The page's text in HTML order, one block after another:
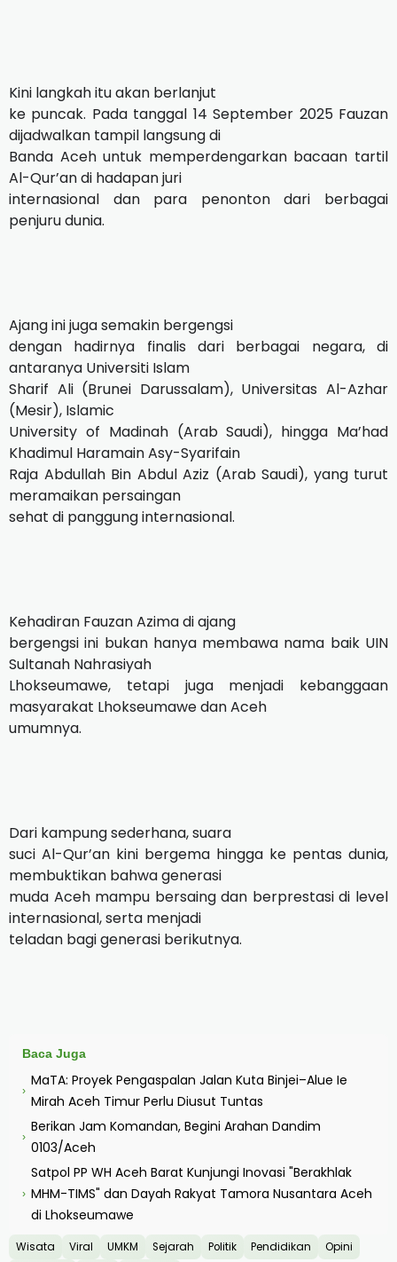
Kini langkah itu akan berlanjut
ke puncak. Pada tanggal 14 September 2025 Fauzan
dijadwalkan tampil langsung di
Banda Aceh untuk memperdengarkan bacaan tartil
Al-Qur’an di hadapan juri
internasional dan para penonton dari berbagai
penjuru dunia.
Ajang ini juga semakin bergengsi
dengan hadirnya finalis dari berbagai negara, di
antaranya Universiti Islam
Sharif Ali (Brunei Darussalam), Universitas Al-Azhar
(Mesir), Islamic
University of Madinah (Arab Saudi), hingga Ma’had
Khadimul Haramain Asy-Syarifain
Raja Abdullah Bin Abdul Aziz (Arab Saudi), yang turut
meramaikan persaingan
sehat di panggung internasional.
Kehadiran Fauzan Azima di ajang
bergengsi ini bukan hanya membawa nama baik UIN
Sultanah Nahrasiyah
Lhokseumawe, tetapi juga menjadi kebanggaan
masyarakat Lhokseumawe dan Aceh
umumnya.
Dari kampung sederhana, suara
suci Al-Qur’an kini bergema hingga ke pentas dunia,
membuktikan bahwa generasi
muda Aceh mampu bersaing dan berprestasi di level
internasional, serta menjadi
teladan bagi generasi berikutnya.
Baca Juga
›
MaTA: Proyek Pengaspalan Jalan Kuta Binjei–Alue Ie
Mirah Aceh Timur Perlu Diusut Tuntas
›
Berikan Jam Komandan, Begini Arahan Dandim
0103/Aceh
›
Satpol PP WH Aceh Barat Kunjungi Inovasi "Berakhlak
MHM-TIMS" dan Dayah Rakyat Tamora Nusantara Aceh
di Lhokseumawe
Wisata Viral UMKM Sejarah Politik Pendidikan Opini